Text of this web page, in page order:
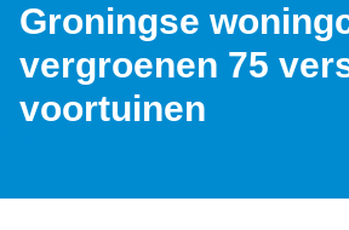
Groningse
vergroenen 75
voortuinen